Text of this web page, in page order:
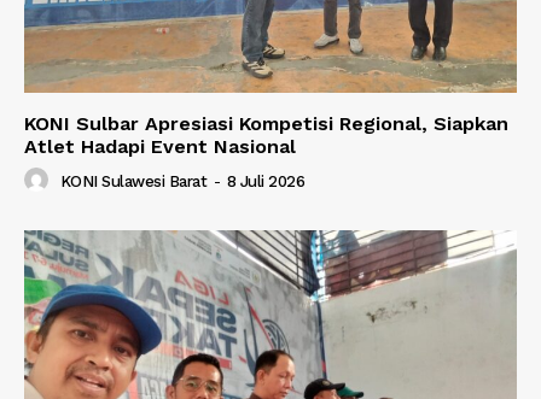
KONI Sulbar Apresiasi Kompetisi Regional, Siapkan
Atlet Hadapi Event Nasional
KONI Sulawesi Barat - 8 Juli 2026